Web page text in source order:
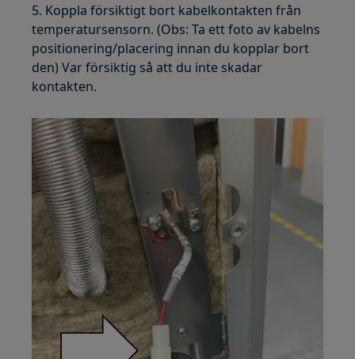
5. Koppla försiktigt bort kabelkontakten från
temperatursensorn. (Obs: Ta ett foto av kabelns
positionering/placering innan du kopplar bort
den) Var försiktig så att du inte skadar
kontakten.